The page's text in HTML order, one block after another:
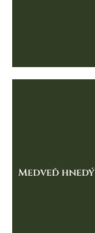
Medveď hnedý